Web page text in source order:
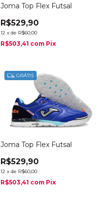
Joma Top Flex Futsal
R$529,90
12 x de R$60,00
R$503,41 com Pix
GRÁTIS
Joma Top Flex Futsal
R$529,90
12 x de R$60,00
R$503,41 com Pix